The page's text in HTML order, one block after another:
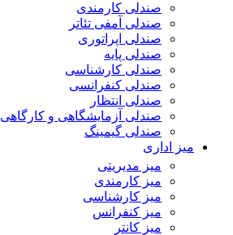
صندلی کارمندی
صندلی آمفی تئاتر
صندلی اپراتوری
صندلی پایه
صندلی کارشناسی
صندلی کنفرانسی
صندلی انتظار
صندلی آزمایشگاهی و کارگاهی
صندلی گیمینگ
میز اداری
میز مدیریتی
میز کارمندی
میز کارشناسی
میز کنفرانس
میز کانتر